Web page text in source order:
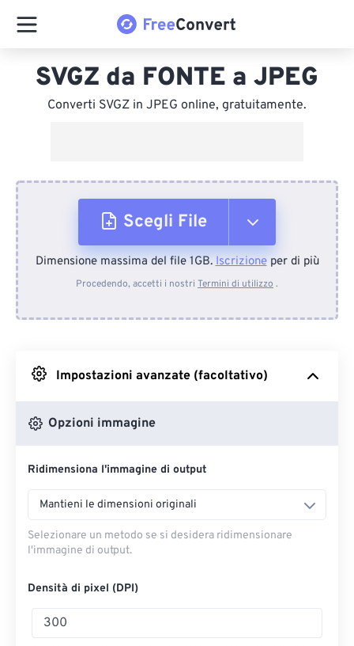
SVGZ da FONTE a JPEG
Converti SVGZ in JPEG online, gratuitamente.
Scegli File
Dal dispositivo
Da Google Drive
Dimensione massima del file 1GB.Iscrizioneper di più
Procedendo, accetti i nostri Termini di utilizzo .
Impostazioni avanzate (facoltativo)
Opzioni immagine
Ridimensiona l'immagine di output
Mantieni le dimensioni originali
Selezionare un metodo se si desidera ridimensionare
l'immagine di output.
Densità di pixel (DPI)